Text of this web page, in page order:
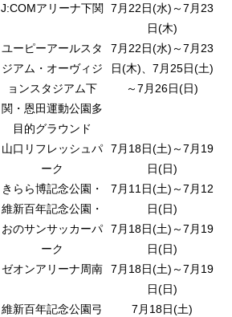
J:COMアリーナ下関 7月22日(水)～7月23
日(木)
ユーピーアールスタ
ジアム・オーヴィジ
ョンスタジアム下
関・恩田運動公園多
目的グラウンド
7月22日(水)～7月23
日(木)、7月25日(土)
～7月26日(日)
山口リフレッシュパ
ーク
7月18日(土)～7月19
日(日)
きらら博記念公園・
維新百年記念公園・
おのサンサッカーパ
ーク
7月11日(土)～7月12
日(日)
7月18日(土)～7月19
日(日)
ゼオンアリーナ周南
7月18日(土)～7月19
日(日)
維新百年記念公園弓
7月18日(土)